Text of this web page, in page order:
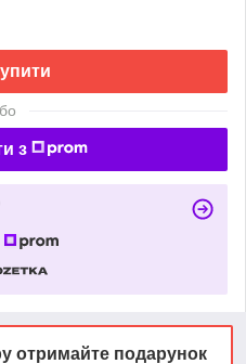
з
отримайте подарунок